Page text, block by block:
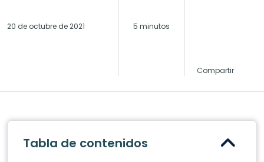
20 de octubre de 2021 5 minutos
Compartir
Tabla de contenidos